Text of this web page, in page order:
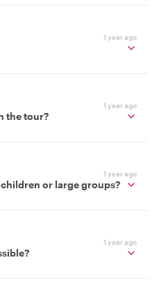
1 year ago
1 year ago
the tour?
1 year ago
or large groups?
1 year ago